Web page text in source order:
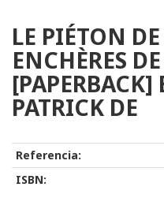
LE PIÉTON
ENCHÈRES
[PAPERBACK]
PATRICK DE
Referencia:
ISBN: